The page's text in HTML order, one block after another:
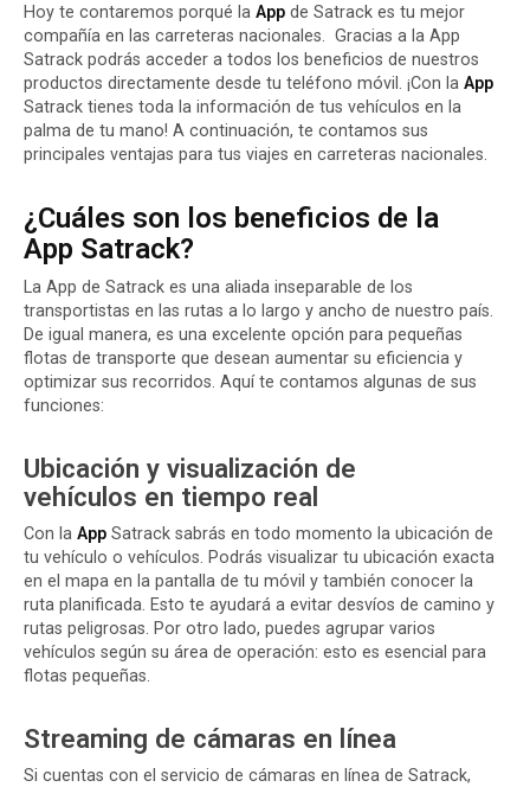
Hoy te contaremos porqué la App de Satrack es tu mejor
compañía en las carreteras nacionales. Gracias a la App
Satrack podrás acceder a todos los beneficios de nuestros
productos directamente desde tu teléfono móvil. ¡Con la App
Satrack tienes toda la información de tus vehículos en la
palma de tu mano! A continuación, te contamos sus
principales ventajas para tus viajes en carreteras nacionales.
¿Cuáles son los beneficios de la
App Satrack?
La App de Satrack es una aliada inseparable de los
transportistas en las rutas a lo largo y ancho de nuestro país.
De igual manera, es una excelente opción para pequeñas
flotas de transporte que desean aumentar su eficiencia y
optimizar sus recorridos. Aquí te contamos algunas de sus
funciones:
Ubicación y visualización de
vehículos en tiempo real
Con la App Satrack sabrás en todo momento la ubicación de
tu vehículo o vehículos. Podrás visualizar tu ubicación exacta
en el mapa en la pantalla de tu móvil y también conocer la
ruta planificada. Esto te ayudará a evitar desvíos de camino y
rutas peligrosas. Por otro lado, puedes agrupar varios
vehículos según su área de operación: esto es esencial para
flotas pequeñas.
Streaming de cámaras en línea
Si cuentas con el servicio de cámaras en línea de Satrack,